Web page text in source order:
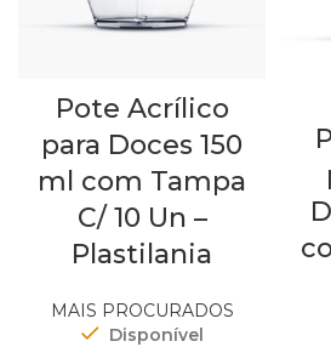
Pote Acrílico
para Doces 150
ml com Tampa
C/ 10 Un –
Plastilania
MAIS PROCURADOS
Disponível